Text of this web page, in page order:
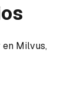
en Milvus,